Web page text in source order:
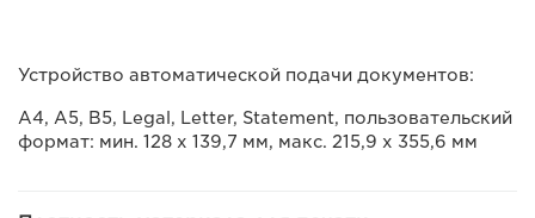
Устройство автоматической подачи документов:
A4, A5, B5, Legal, Letter, Statement, пользовательский
формат: мин. 128 x 139,7 мм, макс. 215,9 x 355,6 мм